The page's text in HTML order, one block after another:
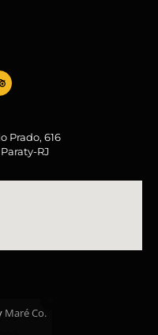
Prado, 616
RJ
Maré Co.
com o